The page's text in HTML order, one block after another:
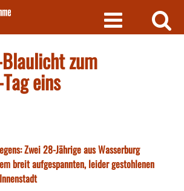
zum
eins
Zwei 28-Jährige aus Wasserburg
breit aufgespannten, leider gestohlenen